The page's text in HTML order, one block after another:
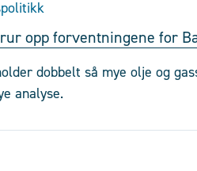
opp forventningene for
dobbelt så mye olje og
analyse.